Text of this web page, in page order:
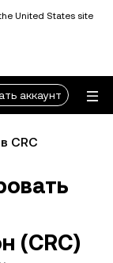
United States site
аккаунт
CRC
(CRC)